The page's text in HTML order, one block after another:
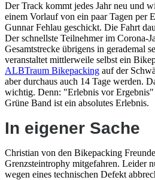
Der Track kommt jedes Jahr neu und
einem Vorlauf von ein paar Tagen per
Gunnar Fehlau geschickt. Die Fahrt
Der schnellste Teilnehmer im Corona-
Gesamtstrecke übrigens in gerademal
veranstaltet mittlerweile selbst ein
ALBTraum Bikepacking auf der
aber durchaus auch 14 Tage werden.
wichtig. Denn: "Erlebnis vor
Grüne Band ist ein absolutes Erlebnis.
In eigener Sache
Christian von den Bikepacking
Grenzsteintrophy mitgefahren. Leider
wegen eines technischen Defekt